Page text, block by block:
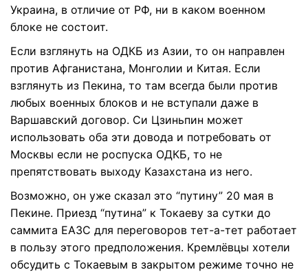
Украина, в отличие от РФ, ни в каком военном
блоке не состоит.
Если взглянуть на ОДКБ из Азии, то он направлен
против Афганистана, Монголии и Китая. Если
взглянуть из Пекина, то там всегда были против
любых военных блоков и не вступали даже в
Варшавский договор. Си Цзиньпин может
использовать оба эти довода и потребовать от
Москвы если не роспуска ОДКБ, то не
препятствовать выходу Казахстана из него.
Возможно, он уже сказал это “путину” 20 мая в
Пекине. Приезд “путина” к Токаеву за сутки до
саммита ЕАЗС для переговоров тет-а-тет работает
в пользу этого предположения. Кремлёвцы хотели
обсудить с Токаевым в закрытом режиме точно не